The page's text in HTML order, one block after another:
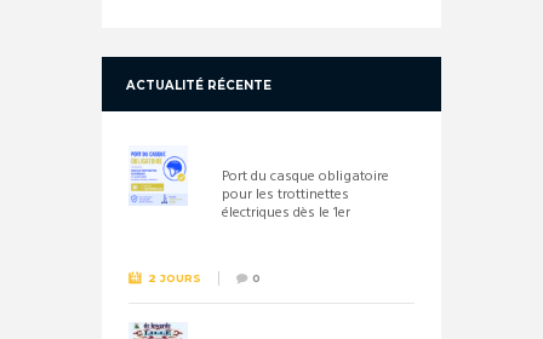
ACTUALITÉ RÉCENTE
Port du casque obligatoire
pour les trottinettes
électriques dès le 1er
2 JOURS 0